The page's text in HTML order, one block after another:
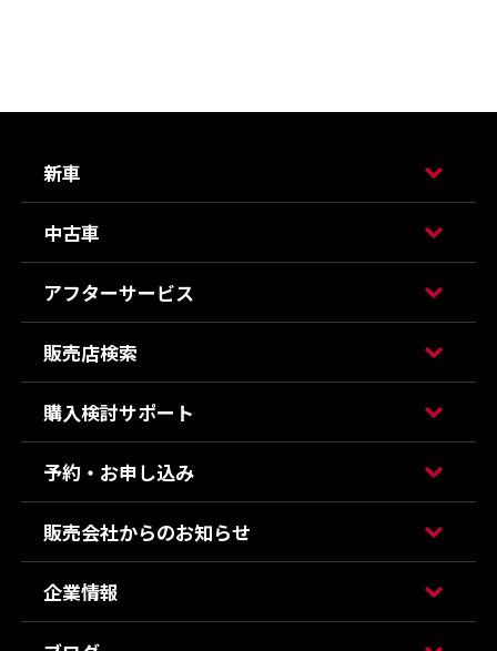
新車
中古車
アフターサービス
販売店検索
購入検討サポート
予約・お申し込み
販売会社からのお知らせ
企業情報